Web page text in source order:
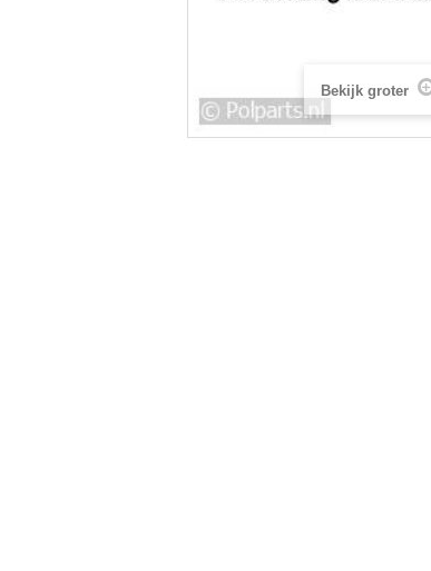
Bekijk groter